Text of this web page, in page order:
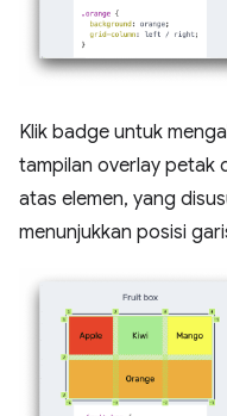
Klik badge untuk
tampilan overlay petak
atas elemen, yang
menunjukkan posisi